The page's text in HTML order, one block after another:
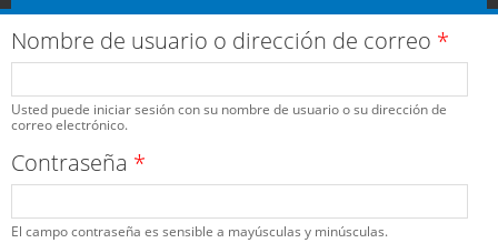
Nombre de usuario o dirección de correo *
Usted puede iniciar sesión con su nombre de usuario o su dirección de
correo electrónico.
Contraseña *
El campo contraseña es sensible a mayúsculas y minúsculas.